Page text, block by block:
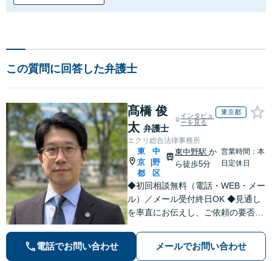
この質問に回答した弁護士
髙橋 俊
太 弁護士
インタビュ
ーを見る
東京都
エクリ総合法律事務所
東
京
都
中
野
区
東中野駅か
ら徒歩5分
営業時間：本
日定休日
◆初回相談無料（電話・WEB・メー
ル）／メール受付終日OK ◆見通し
を率直にお伝えし、ご依頼の要否も
解決まで弁護士本人が一貫してスピ
ーディーに対応いたします。 ◆累計
電話でお問い合わせ メールでお問い合わせ